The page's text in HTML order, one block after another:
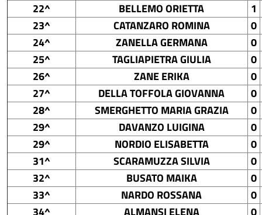
22^
BELLEMO ORIETTA
1
23^
CATANZARO ROMINA
0
24^
ZANELLA GERMANA
0
25^
TAGLIAPIETRA GIULIA
0
26^
ZANE ERIKA
0
27^
DELLA TOFFOLA GIOVANNA
0
28^
SMERGHETTO MARIA GRAZIA
0
29^
DAVANZO LUIGINA
0
29^
NORDIO ELISABETTA
0
31^
SCARAMUZZA SILVIA
0
32^
BUSATO MAIKA
0
33^
NARDO ROSSANA
0
34^
ALMANSI ELENA
0